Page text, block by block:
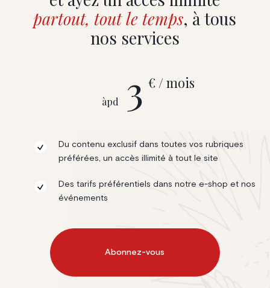
partout, tout le temps, à tous
nos services
àpd 3 € / mois
Du contenu exclusif dans toutes vos rubriques
préférées, un accès illimité à tout le site
Des tarifs préférentiels dans notre e-shop et nos
événements
Abonnez-vous